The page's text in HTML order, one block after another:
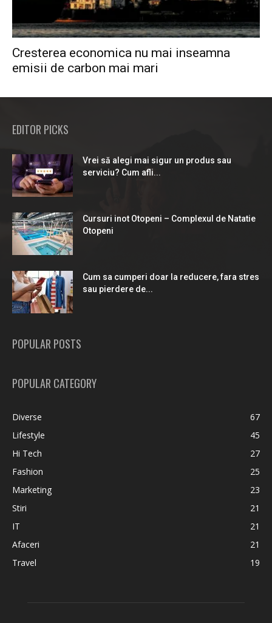
Cresterea economica nu mai inseamna
emisii de carbon mai mari
EDITOR PICKS
Vrei să alegi mai sigur un produs sau
serviciu? Cum afli...
Cursuri inot Otopeni – Complexul de Natatie
Otopeni
Cum sa cumperi doar la reducere, fara stres
sau pierdere de...
POPULAR POSTS
POPULAR CATEGORY
Diverse
67
Lifestyle
45
Hi Tech
27
Fashion
25
Marketing
23
Stiri
21
IT
21
Afaceri
21
Travel
19